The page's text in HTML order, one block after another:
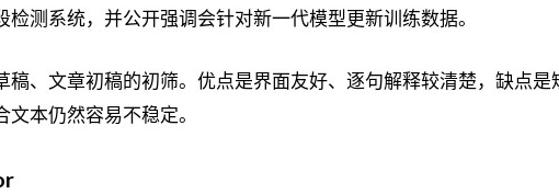
测系统，并公开强调会针对新一代模型更新训练数据。
稿、文章初稿的初筛。优点是界面友好、逐句解释较清楚，缺点是
本仍然容易不稳定。